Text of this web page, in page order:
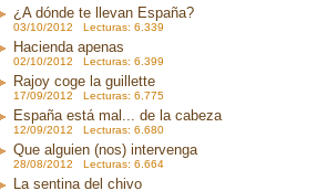
¿A dónde te llevan España?
03/10/2012 Lecturas: 6.339
Hacienda apenas
02/10/2012 Lecturas: 6.399
Rajoy coge la guillette
17/09/2012 Lecturas: 6.775
España está mal... de la cabeza
12/09/2012 Lecturas: 6.680
Que alguien (nos) intervenga
28/08/2012 Lecturas: 6.664
La sentina del chivo